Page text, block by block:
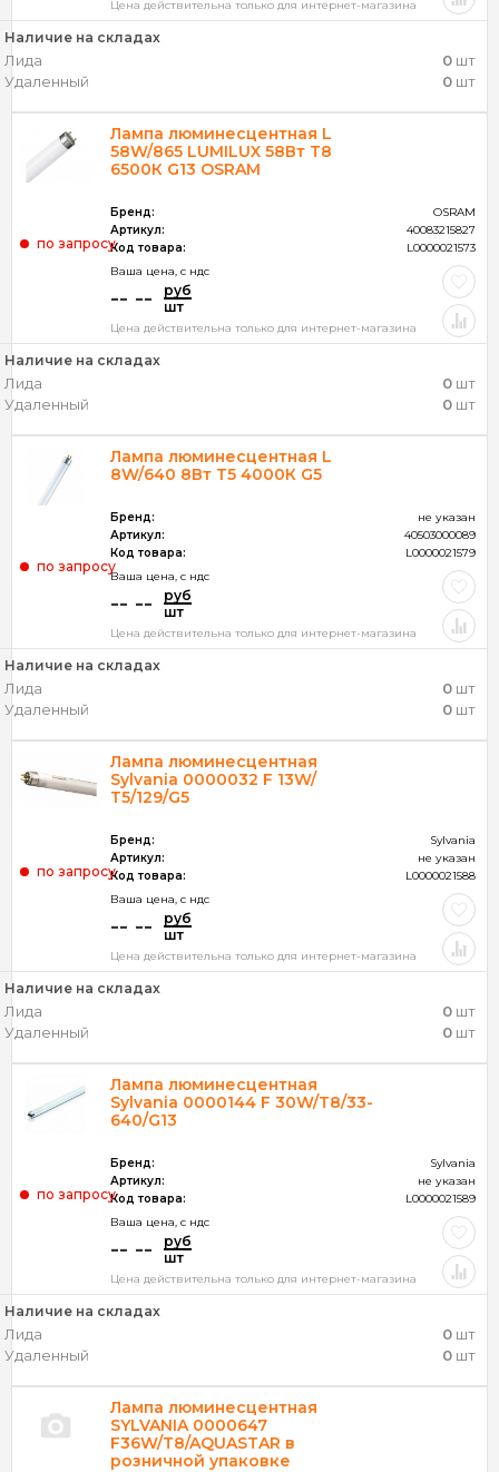
Цена действительна только для интернет-магазина
Наличие на складах
Лида 0 шт
Удаленный
0 шт
Лампа люминесцентная L
58W/865 LUMILUX 58Вт T8
6500К G13 OSRAM
Бренд:
OSRAM
Артикул:
40083215827
Код товара:
L0000021573
Ваша цена, c ндс
-- --
руб
шт
по запросу
Цена действительна только для интернет-магазина
Наличие на складах
Лида 0 шт
Удаленный
0 шт
Лампа люминесцентная L
8W/640 8Вт Т5 4000К G5
Бренд:
не указан
Артикул:
40503000089
Код товара:
L0000021579
Ваша цена, c ндс
-- --
руб
шт
по запросу
Цена действительна только для интернет-магазина
Наличие на складах
Лида 0 шт
Удаленный
0 шт
Лампа люминесцентная
Sylvania 0000032 F 13W/
Т5/129/G5
Бренд:
Sylvania
Артикул:
не указан
Код товара:
L0000021588
Ваша цена, c ндс
-- --
руб
шт
по запросу
Цена действительна только для интернет-магазина
Наличие на складах
Лида 0 шт
Удаленный
0 шт
Лампа люминесцентная
Sylvania 0000144 F 30W/T8/33-
640/G13
Бренд:
Sylvania
Артикул:
не указан
Код товара:
L0000021589
Ваша цена, c ндс
-- --
руб
шт
по запросу
Цена действительна только для интернет-магазина
Наличие на складах
Лида 0 шт
Удаленный
0 шт
Лампа люминесцентная
SYLVANIA 0000647
F36W/T8/AQUASTAR в
розничной упаковке